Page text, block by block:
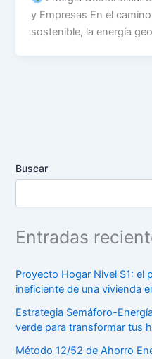
y Empresas En el
sostenible, la energía
Buscar
Entradas
Proyecto Hogar Nivel S1: el
ineficiente de una vivienda
Estrategia Semáforo-
verde para transformar tus
Método 12/52 de Ahorro